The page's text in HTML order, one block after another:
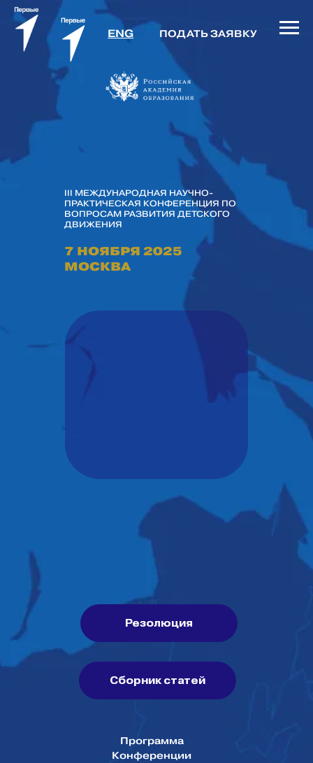
III МЕЖДУНАРОДНАЯ НАУЧНО-
ПРАКТИЧЕСКАЯ КОНФЕРЕНЦИЯ ПО
ВОПРОСАМ РАЗВИТИЯ ДЕТСКОГО
ДВИЖЕНИЯ
7 НОЯБРЯ 2025
МОСКВА
ENG ПОДАТЬ ЗАЯВКУ
Программа
Конференции
Резолюция
Сборник статей